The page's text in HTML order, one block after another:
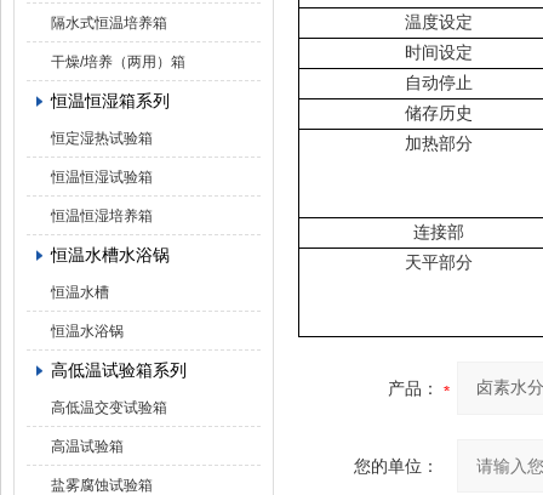
隔水式恒温培养箱
干燥/培养（两用）箱
恒温恒湿箱系列
恒定湿热试验箱
恒温恒湿试验箱
恒温恒湿培养箱
恒温水槽水浴锅
恒温水槽
恒温水浴锅
高低温试验箱系列
高低温交变试验箱
高温试验箱
盐雾腐蚀试验箱
温度设定
时间设定
自动停止
储存历史
加热部分
连接部
天平部分
产品：
您的单位：